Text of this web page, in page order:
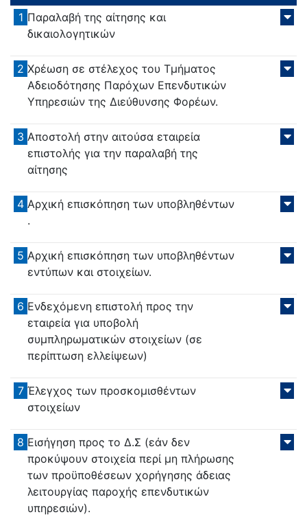
1 Παραλαβή της αίτησης και
δικαιολογητικών
2 Χρέωση σε στέλεχος του Τμήματος
Αδειοδότησης Παρόχων Επενδυτικών
Υπηρεσιών της Διεύθυνσης Φορέων.
3 Αποστολή στην αιτούσα εταιρεία
επιστολής για την παραλαβή της
αίτησης
4 Αρχική επισκόπηση των υποβληθέντων
.
5 Αρχική επισκόπηση των υποβληθέντων
εντύπων και στοιχείων.
6 Ενδεχόμενη επιστολή προς την
εταιρεία για υποβολή
συμπληρωματικών στοιχείων (σε
περίπτωση ελλείψεων)
7 Έλεγχος των προσκομισθέντων
στοιχείων
8 Εισήγηση προς το Δ.Σ (εάν δεν
προκύψουν στοιχεία περί μη πλήρωσης
των προϋποθέσεων χορήγησης άδειας
λειτουργίας παροχής επενδυτικών
υπηρεσιών).